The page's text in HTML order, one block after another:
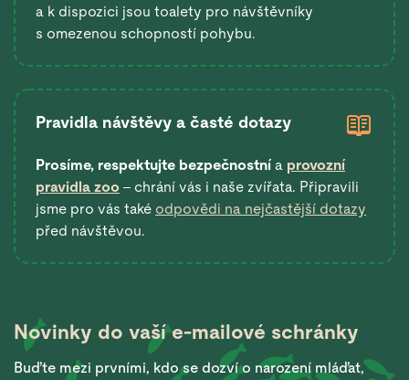
a k dispozici jsou toalety pro návštěvníky
s omezenou schopností pohybu.
Pravidla návštěvy a časté dotazy
Prosíme, respektujte bezpečnostní a provozní
pravidla zoo – chrání vás i naše zvířata. Připravili
jsme pro vás také odpovědi na nejčastější dotazy
před návštěvou.
Novinky do vašíe-mailové schránky
Buďte mezi prvními, kdo se dozví o narození mláďat,